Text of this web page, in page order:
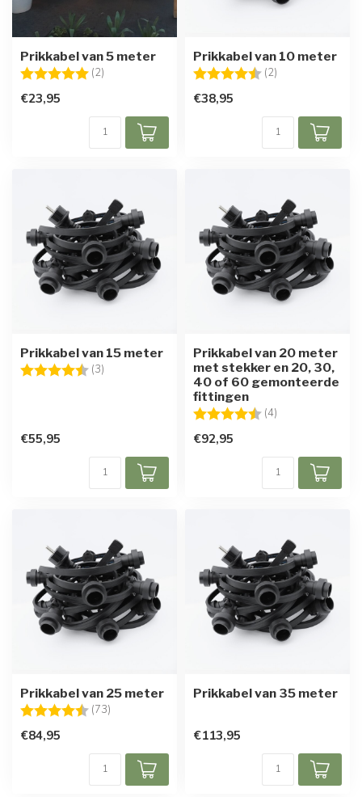
Prikkabel van 5 meter
Beoordeling: (2)
€23,95
Prikkabel van 10 meter
Beoordeling: (2)
€38,95
Prikkabel van 15 meter
Beoordeling: (3)
€55,95
Prikkabel van 20 meter
met stekker en 20, 30,
40 of 60 gemonteerde
fittingen
Beoordeling: (4)
€92,95
Prikkabel van 25 meter
Beoordeling: (73)
€84,95
Prikkabel van 35 meter
€113,95